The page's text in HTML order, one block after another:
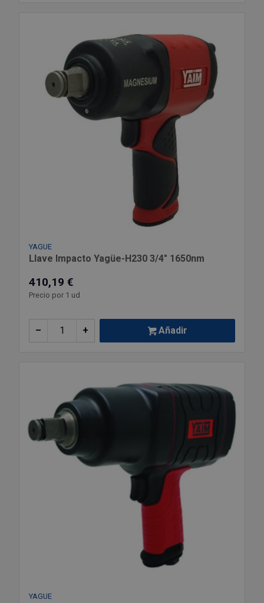
YAGUE
Llave Impacto Yagüe-H230 3/4" 1650nm
410,19 €
Precio por 1 ud
+
– Añadir
YAGUE